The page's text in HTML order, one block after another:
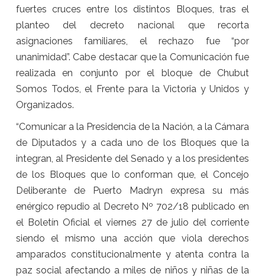
fuertes cruces entre los distintos Bloques, tras el
planteo del decreto nacional que recorta
asignaciones familiares, el rechazo fue “por
unanimidad”. Cabe destacar que la Comunicación fue
realizada en conjunto por el bloque de Chubut
Somos Todos, el Frente para la Victoria y Unidos y
Organizados.
“Comunicar a la Presidencia de la Nación, a la Cámara
de Diputados y a cada uno de los Bloques que la
integran, al Presidente del Senado y a los presidentes
de los Bloques que lo conforman que, el Concejo
Deliberante de Puerto Madryn expresa su más
enérgico repudio al Decreto Nº 702/18 publicado en
el Boletín Oficial el viernes 27 de julio del corriente
siendo el mismo una acción que viola derechos
amparados constitucionalmente y atenta contra la
paz social afectando a miles de niños y niñas de la